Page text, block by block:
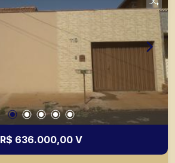
R$ 636.000,00 V